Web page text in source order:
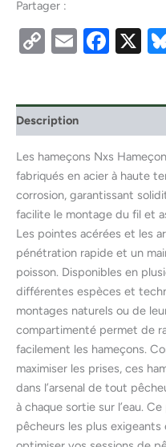
Partager :
CopyEmail X
Description
Les hameçons Nxs
fabriqués en acier à haute
corrosion, garantissant
facilite le montage du fil et
Les pointes acérées et les
pénétration rapide et un
poisson. Disponibles en
différentes espèces et
montages naturels ou de
compartimenté permet de
facilement les hameçons.
maximiser les prises, ces
dans l’arsenal de tout
à chaque sortie sur l’eau.
pêcheurs les plus